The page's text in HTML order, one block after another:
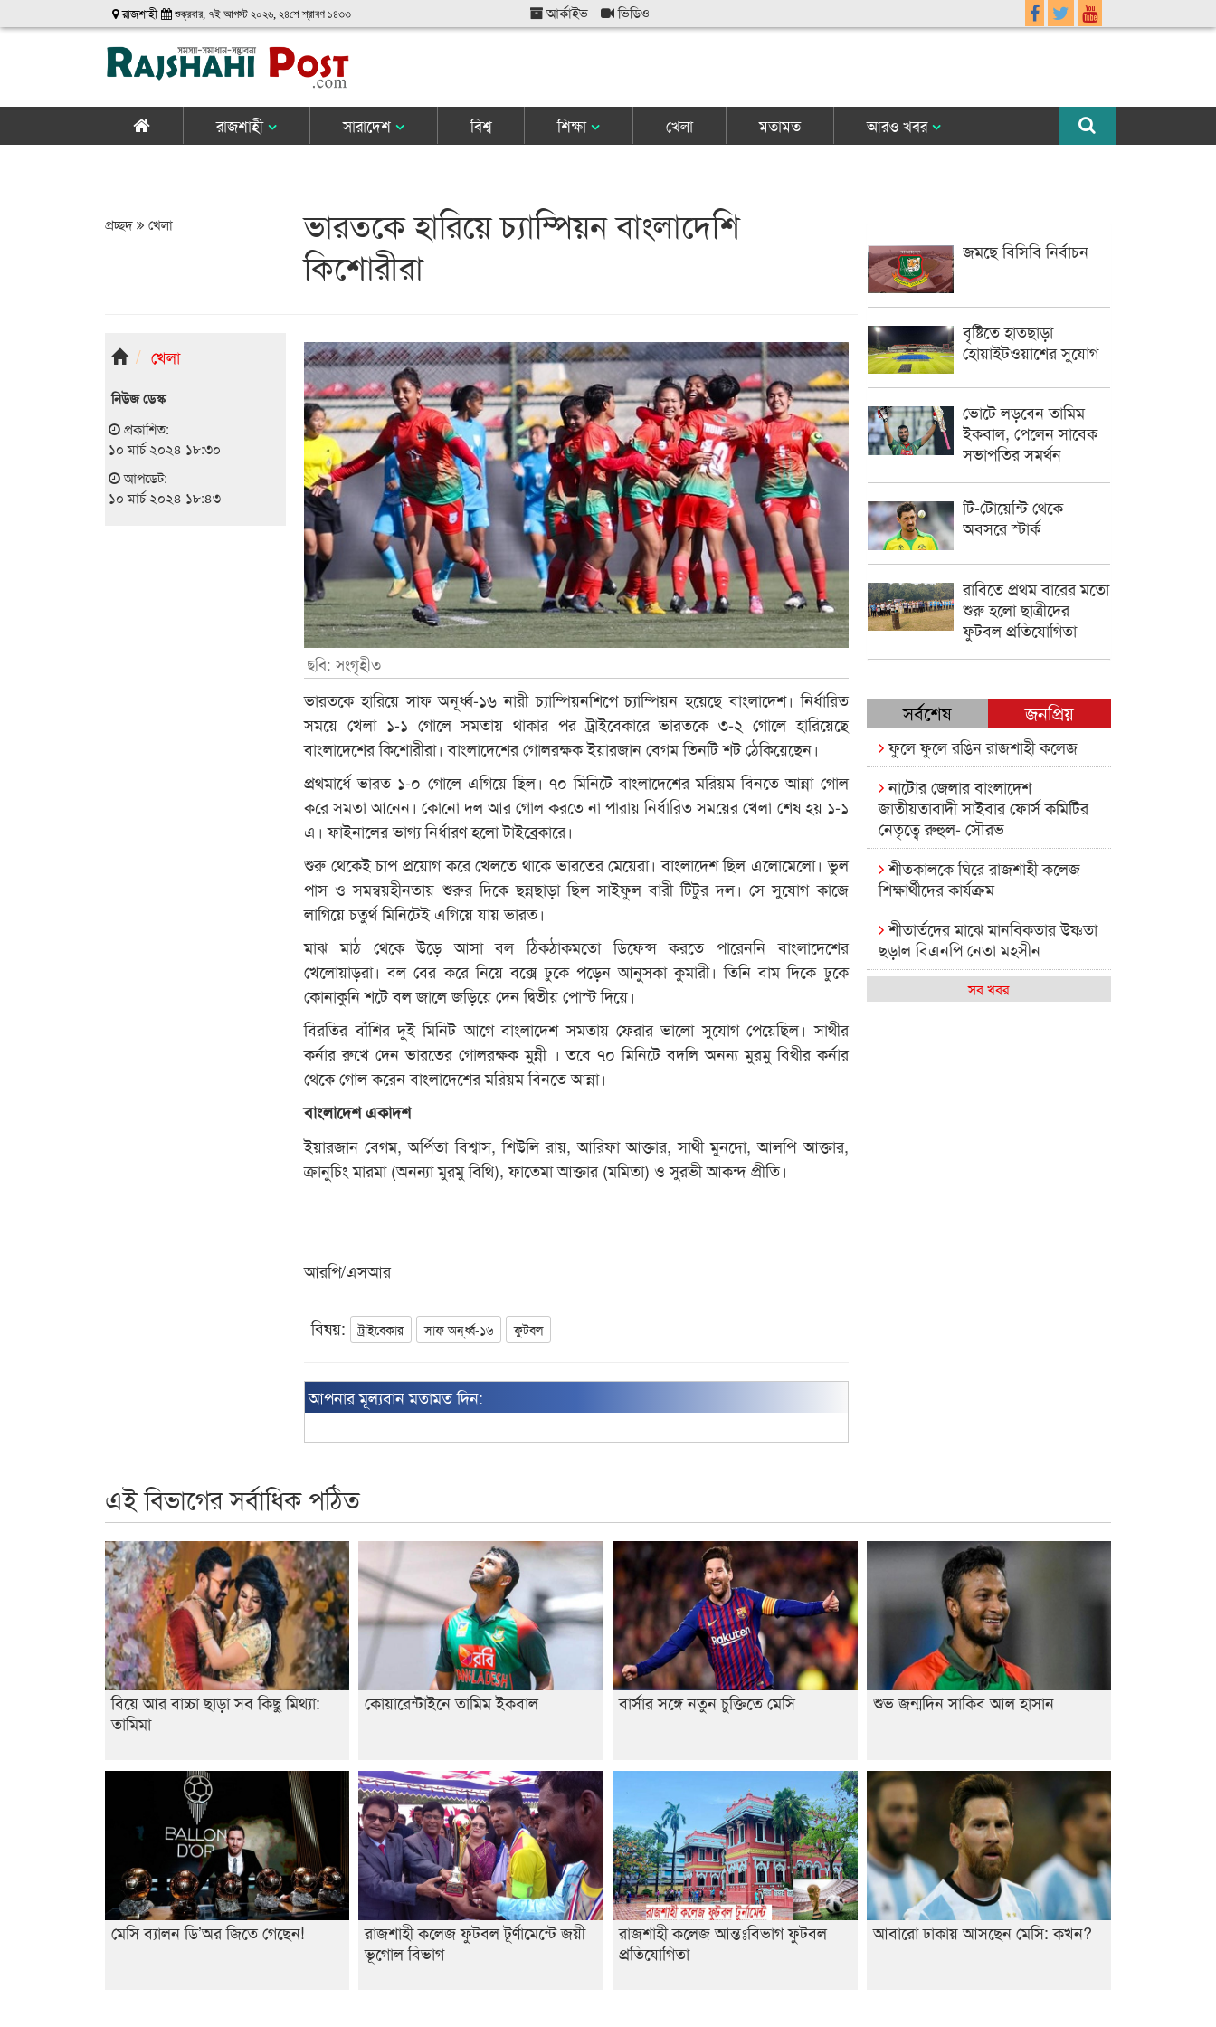
রাজশাহী শুক্রবার, ৭ই আগস্ট ২০২৬, ২৪শে শ্রাবণ ১৪৩৩ আর্কাইভ ভিডিও
রাজশাহী সারাদেশ বিশ্ব শিক্ষা খেলা মতামত আরও খবর
প্রচ্ছদ খেলা
ভারতকে হারিয়ে চ্যাম্পিয়ন বাংলাদেশি
কিশোরীরা
খেলা
নিউজ ডেস্ক
প্রকাশিত:
১০ মার্চ ২০২৪ ১৮:৩০
আপডেট:
১০ মার্চ ২০২৪ ১৮:৪৩
ছবি: সংগৃহীত
ভারতকে হারিয়ে সাফ অনূর্ধ্ব-১৬ নারী চ্যাম্পিয়নশিপে চ্যাম্পিয়ন হয়েছে বাংলাদেশ। নির্ধারিত
সময়ে খেলা ১-১ গোলে সমতায় থাকার পর ট্রাইবেকারে ভারতকে ৩-২ গোলে হারিয়েছে
বাংলাদেশের কিশোরীরা। বাংলাদেশের গোলরক্ষক ইয়ারজান বেগম তিনটি শট ঠেকিয়েছেন।
প্রথমার্ধে ভারত ১-০ গোলে এগিয়ে ছিল। ৭০ মিনিটে বাংলাদেশের মরিয়ম বিনতে আন্না গোল
করে সমতা আনেন। কোনো দল আর গোল করতে না পারায় নির্ধারিত সময়ের খেলা শেষ হয় ১-১
এ। ফাইনালের ভাগ্য নির্ধারণ হলো টাইব্রেকারে।
শুরু থেকেই চাপ প্রয়োগ করে খেলতে থাকে ভারতের মেয়েরা। বাংলাদেশ ছিল এলোমেলো। ভুল
পাস ও সমন্বয়হীনতায় শুরুর দিকে ছন্নছাড়া ছিল সাইফুল বারী টিটুর দল। সে সুযোগ কাজে
লাগিয়ে চতুর্থ মিনিটেই এগিয়ে যায় ভারত।
মাঝ মাঠ থেকে উড়ে আসা বল ঠিকঠাকমতো ডিফেন্স করতে পারেননি বাংলাদেশের
খেলোয়াড়রা। বল বের করে নিয়ে বক্সে ঢুকে পড়েন আনুসকা কুমারী। তিনি বাম দিকে ঢুকে
কোনাকুনি শটে বল জালে জড়িয়ে দেন দ্বিতীয় পোস্ট দিয়ে।
বিরতির বাঁশির দুই মিনিট আগে বাংলাদেশ সমতায় ফেরার ভালো সুযোগ পেয়েছিল। সাথীর
কর্নার রুখে দেন ভারতের গোলরক্ষক মুন্নী । তবে ৭০ মিনিটে বদলি অনন্য মুরমু বিথীর কর্নার
থেকে গোল করেন বাংলাদেশের মরিয়ম বিনতে আন্না।
বাংলাদেশ একাদশ
ইয়ারজান বেগম, অর্পিতা বিশ্বাস, শিউলি রায়, আরিফা আক্তার, সাথী মুনদো, আলপি আক্তার,
ক্রানুচিং মারমা (অনন্যা মুরমু বিথি), ফাতেমা আক্তার (মমিতা) ও সুরভী আকন্দ প্রীতি।
আরপি/এসআর
বিষয়: ট্রাইবেকার সাফ অনূর্ধ্ব-১৬ ফুটবল
আপনার মূল্যবান মতামত দিন:
জমছে বিসিবি নির্বাচন
বৃষ্টিতে হাতছাড়া
হোয়াইটওয়াশের সুযোগ
ভোটে লড়বেন তামিম
ইকবাল, পেলেন সাবেক
সভাপতির সমর্থন
টি-টোয়েন্টি থেকে
অবসরে স্টার্ক
রাবিতে প্রথম বারের মতো
শুরু হলো ছাত্রীদের
ফুটবল প্রতিযোগিতা
সর্বশেষ জনপ্রিয়
ফুলে ফুলে রঙিন রাজশাহী কলেজ
নাটোর জেলার বাংলাদেশ
জাতীয়তাবাদী সাইবার ফোর্স কমিটির
নেতৃত্বে রুহুল- সৌরভ
শীতকালকে ঘিরে রাজশাহী কলেজ
শিক্ষার্থীদের কার্যক্রম
শীতার্তদের মাঝে মানবিকতার উষ্ণতা
ছড়াল বিএনপি নেতা মহসীন
রাজশাহী কলেজের মিষ্টি বিকেল
শেষ সময়ে ভোট কারচুরি অভিযোগ
আবিদের
সব খবর
এই বিভাগের সর্বাধিক পঠিত
বিয়ে আর বাচ্চা ছাড়া সব কিছু মিথ্যা:
তামিমা
কোয়ারেন্টাইনে তামিম ইকবাল বার্সার সঙ্গে নতুন চুক্তিতে মেসি শুভ জন্মদিন সাকিব আল হাসান
মেসি ব্যালন ডি’অর জিতে গেছেন!
রাজশাহী কলেজ ফুটবল টূর্ণামেন্টে জয়ী
ভূগোল বিভাগ
রাজশাহী কলেজ আন্তঃবিভাগ ফুটবল
প্রতিযোগিতা
আবারো ঢাকায় আসছেন মেসি: কখন?